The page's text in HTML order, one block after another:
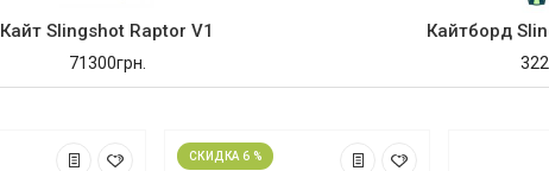
Кайт Slingshot Raptor V1
71300грн.
Кайтборд
СКИДКА 6 %